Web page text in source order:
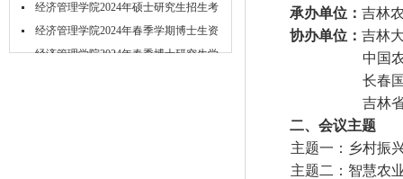
充...
经济管理学院2024年硕士研究生招生考
试...
经济管理学院2024年春季学期博士生资
格...
经济管理学院2024年春季博士研究生学
承办单位： 吉林
协办单位： 吉林
中国
长春
吉林
二、会议主题
主题一：乡村振
主题二：智慧农